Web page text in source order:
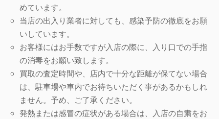
めています。
当店の出入り業者に対しても、感染予防の徹底をお願
いしています。
お客様にはお手数ですが入店の際に、入り口での手指
の消毒をお願い致します。
買取の査定時間や、店内で十分な距離が保てない場合
は、駐車場や車内でお待ちいただく事があるかもしれ
ません。予め、ご了承ください。
発熱または感冒の症状がある場合は、入店の自粛をお